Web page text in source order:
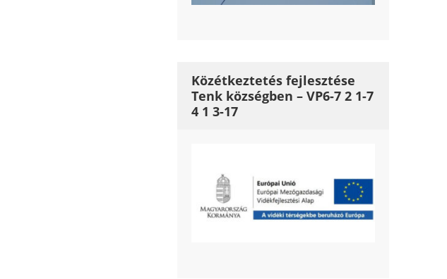
Közétkeztetés fejlesztése
Tenk községben – VP6-7 2 1-7
4 1 3-17